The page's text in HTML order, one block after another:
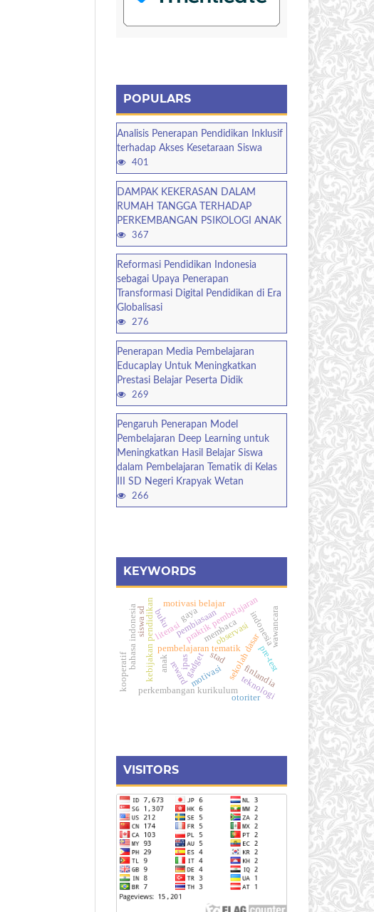
POPULARS
Analisis Penerapan Pendidikan Inklusif
terhadap Akses Kesetaraan Siswa
401
DAMPAK KEKERASAN DALAM
RUMAH TANGGA TERHADAP
PERKEMBANGAN PSIKOLOGI ANAK
367
Reformasi Pendidikan Indonesia
sebagai Upaya Penerapan
Transformasi Digital Pendidikan di Era
Globalisasi
276
Penerapan Media Pembelajaran
Educaplay Untuk Meningkatkan
Prestasi Belajar Peserta Didik
269
Pengaruh Penerapan Model
Pembelajaran Deep Learning untuk
Meningkatkan Hasil Belajar Siswa
dalam Pembelajaran Tematik di Kelas
III SD Negeri Krapyak Wetan
266
KEYWORDS
rewardmotivasi
pembelajaran tematik
perkembangan kurikulum
kebijakan pendidikan praktik pembelajaran
literasipembiasaan
buku
sekolah dasar
membaca
motivasi belajar
ipas
gaya
siswa sd indonesia
finlandia
teknologi
bahasa indonesia gadget
anak pre-test
kooperatif stad
otoriter
observasi wawancara
VISITORS